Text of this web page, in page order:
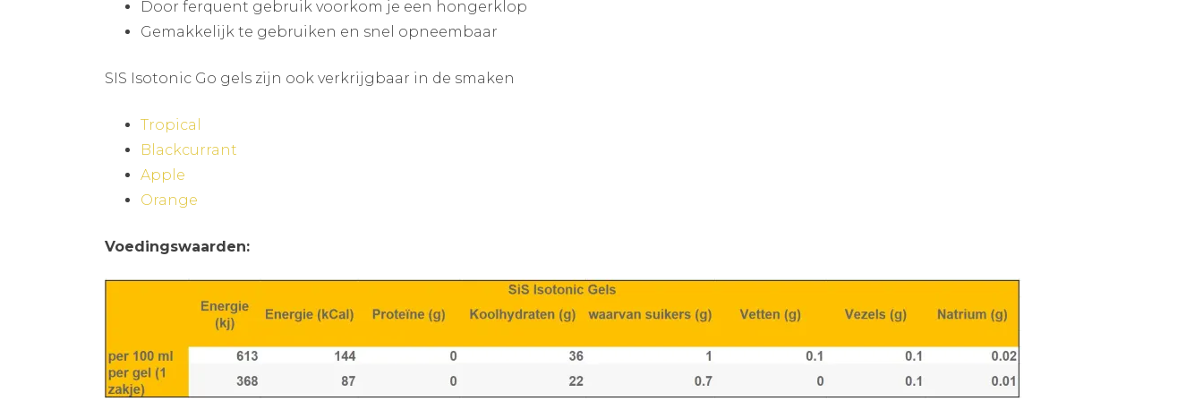
Door ferquent gebruik voorkom je een hongerklop
Gemakkelijk te gebruiken en snel opneembaar
SIS Isotonic Go gels zijn ook verkrijgbaar in de smaken
Tropical
Blackcurrant
Apple
Orange
Voedingswaarden: